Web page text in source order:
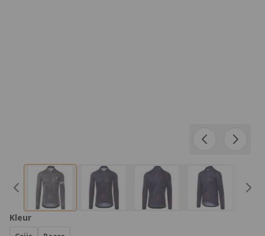
Product Opties:
Kleur